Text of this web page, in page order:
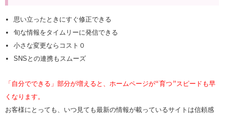
思い立ったときにすぐ修正できる
旬な情報をタイムリーに発信できる
小さな変更ならコスト０
SNSとの連携もスムーズ
「自分でできる」部分が増えると、ホームページが“育つ”スピードも早
くなります。
お客様にとっても、いつ見ても最新の情報が載っているサイトは信頼感